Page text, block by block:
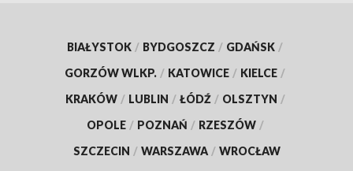
BIAŁYSTOK / BYDGOSZCZ / GDAŃSK /
GORZÓW WLKP. / KATOWICE / KIELCE /
KRAKÓW / LUBLIN / ŁÓDŹ / OLSZTYN /
OPOLE / POZNAŃ / RZESZÓW /
SZCZECIN / WARSZAWA / WROCŁAW